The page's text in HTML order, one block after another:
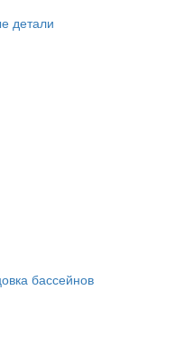
детали
бассейнов